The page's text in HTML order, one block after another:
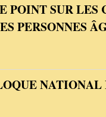
POINT SUR LES
PERSONNES
NATIONAL